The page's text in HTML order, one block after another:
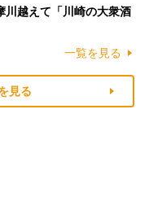
川越えて「川崎の大衆酒
一覧を見る
見る